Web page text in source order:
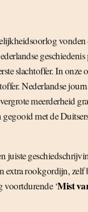
vonden
geschiedenis
slachtoffer. In onze
Nederlandse
meerderheid
met de
juiste
extra rookgordijn, zelf
voortdurende ‘Mist